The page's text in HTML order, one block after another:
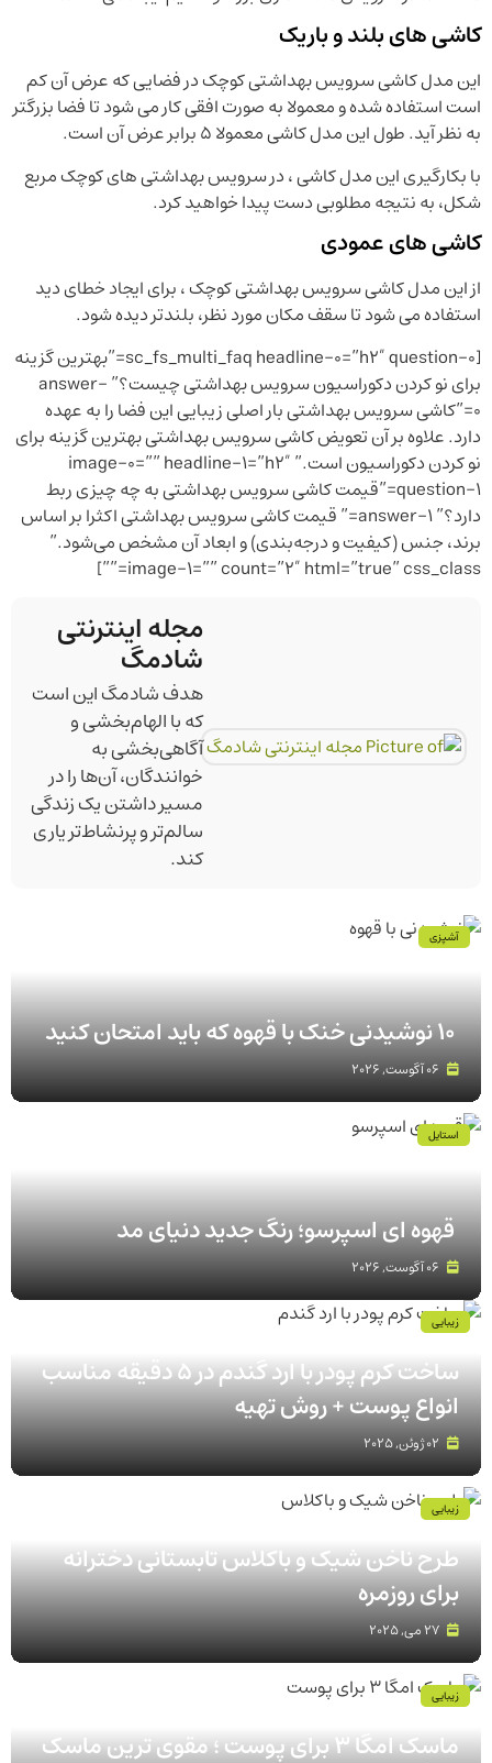
کاشی های بلند و باریک
این مدل کاشی سرویس بهداشتی کوچک در فضایی که عرض آن کم
است استفاده شده و معمولا به صورت افقی کار می شود تا فضا بزرگتر
به نظر آید. طول این مدل کاشی معمولا ۵ برابر عرض آن است.
با بکارگیری این مدل کاشی ، در سرویس بهداشتی های کوچک مربع
شکل، به نتیجه مطلوبی دست پیدا خواهید کرد.
کاشی های عمودی
از این مدل کاشی سرویس بهداشتی کوچک ، برای ایجاد خطای دید
استفاده می شود تا سقف مکان مورد نظر، بلندتر دیده شود.
[sc_fs_multi_faq headline-0=”h2″ question-0=”بهترین گزینه
برای نو کردن دکوراسیون سرویس بهداشتی چیست؟” answer-
0=”کاشی سرویس بهداشتی بار اصلی زیبایی این فضا را به عهده
دارد. علاوه بر آن تعویض کاشی سرویس بهداشتی بهترین گزینه برای
نو کردن دکوراسیون است.” image-0=”” headline-1=”h2″
question-1=”قیمت کاشی سرویس بهداشتی به چه چیزی ربط
دارد؟” answer-1=” قیمت کاشی سرویس بهداشتی اکثرا بر اساس
برند، جنس (کیفیت و درجه‌بندی) و ابعاد آن مشخص می‌شود.”
image-1=”” count=”2″ html=”true” css_class=””]
مجله اینترنتی
شادمگ
هدف شادمگ این است
که با الهام‌بخشی و
آگاهی‌بخشی به
خوانندگان، آن‌ها را در
مسیر داشتن یک زندگی
سالم‌تر و پرنشاط‌تر یاری
کند.
۱۰ نوشیدنی خنک با قهوه که باید امتحان کنید
06 آگوست, 2026
آشپزی
قهوه‌ ای اسپرسو؛ رنگ جدید دنیای مد
06 آگوست, 2026
استایل
ساخت کرم پودر با ارد گندم در ۵ دقیقه مناسب
انواع پوست‌ + روش تهیه
02 ژوئن, 2025
زیبایی
طرح ناخن شیک و باکلاس تابستانی دخترانه
برای روزمره
27 می, 2025
زیبایی
ماسک امگا 3 برای پوست ؛ مقوی ترین ماسک
زیبایی